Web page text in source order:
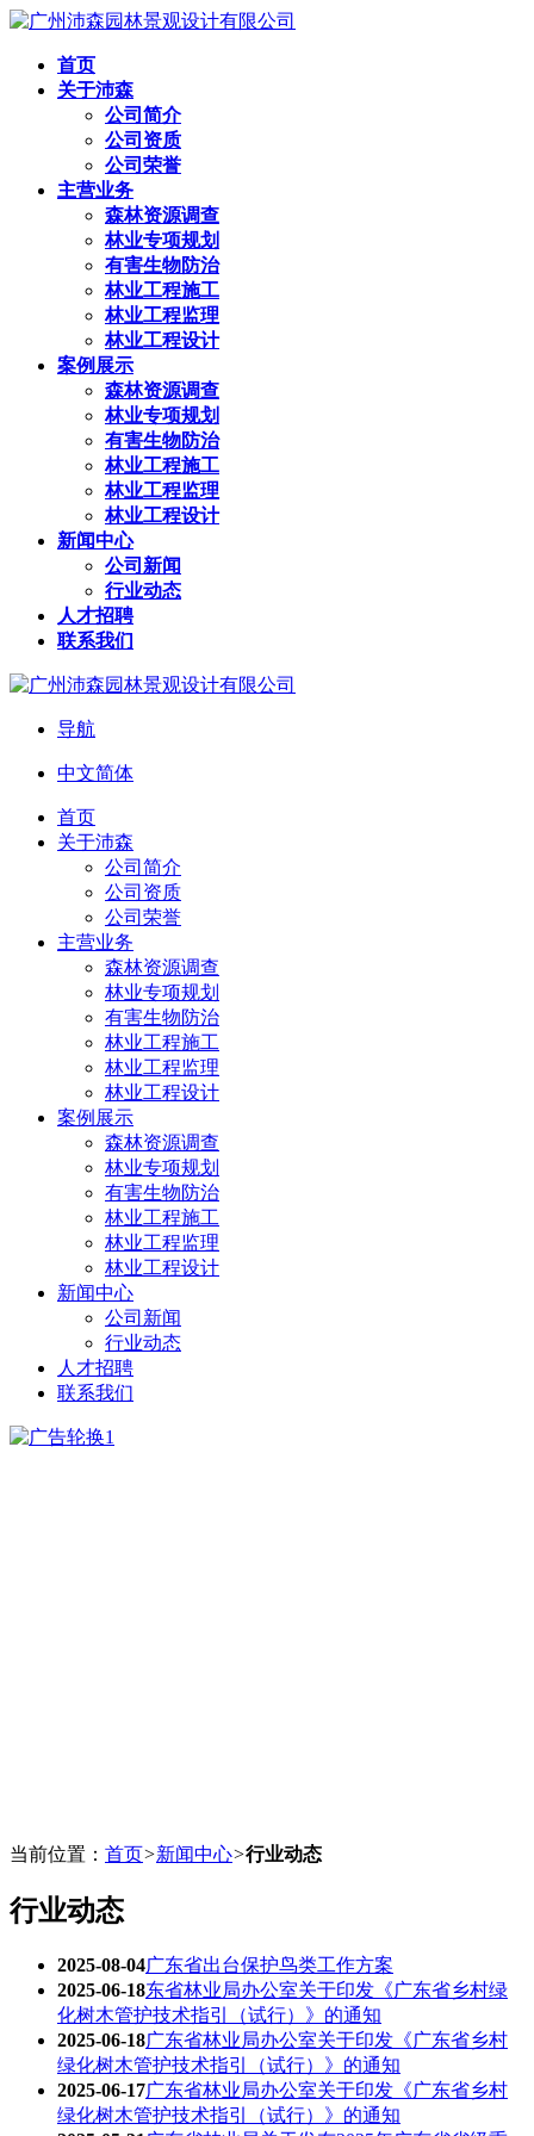
首页
关于沛森
公司简介
公司资质
公司荣誉
主营业务
森林资源调查
林业专项规划
有害生物防治
林业工程施工
林业工程监理
林业工程设计
案例展示
森林资源调查
林业专项规划
有害生物防治
林业工程施工
林业工程监理
林业工程设计
新闻中心
公司新闻
行业动态
人才招聘
联系我们
导航
中文简体
首页
关于沛森
公司简介
公司资质
公司荣誉
主营业务
森林资源调查
林业专项规划
有害生物防治
林业工程施工
林业工程监理
林业工程设计
案例展示
森林资源调查
林业专项规划
有害生物防治
林业工程施工
林业工程监理
林业工程设计
新闻中心
公司新闻
行业动态
人才招聘
联系我们
当前位置： 首页>新闻中心>行业动态
行业动态
2025-08-04广东省出台保护鸟类工作方案
2025-06-18东省林业局办公室关于印发《广东省乡村绿
化树木管护技术指引（试行）》的通知
2025-06-18广东省林业局办公室关于印发《广东省乡村
绿化树木管护技术指引（试行）》的通知
2025-06-17广东省林业局办公室关于印发《广东省乡村
绿化树木管护技术指引（试行）》的通知